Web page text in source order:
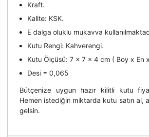
Kraft.
Kalite: KSK.
E dalga oluklu mukavva
Kutu Rengi: Kahverengi.
Kutu Ölçüsü: 7 x 7 x 4 cm ( Boy x En
Desi = 0,065
Bütçenize uygun hazır kilitli kutu
Hemen istediğin miktarda kutu satın al,
gelsin.